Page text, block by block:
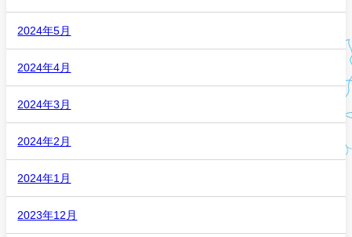
2024年5月
2024年4月
2024年3月
2024年2月
2024年1月
2023年12月